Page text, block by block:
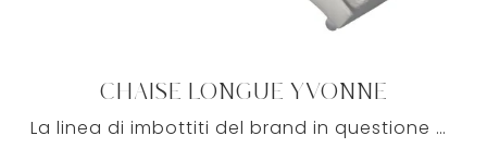
CHAISE LONGUE YVONNE
La linea di imbottiti del brand in questione propone diverse idee originali per arredare il soggiorno all'insegna di funzionalità, comfort e stile.